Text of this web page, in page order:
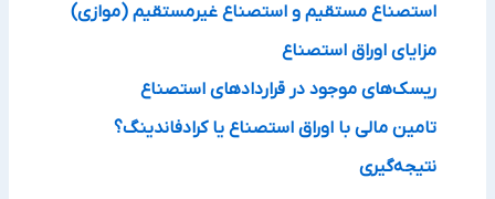
استصناع مستقیم و استصناع غیرمستقیم (موازی) ‏
مزایای اوراق استصناع ‏
ریسک‌های موجود در قراردادهای استصناع ‏
تامین مالی با اوراق استصناع یا کرادفاندینگ؟ ‏
نتیجه‌گیری ‏